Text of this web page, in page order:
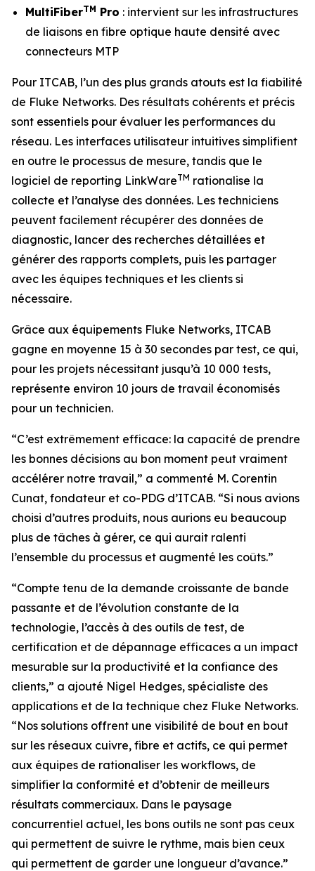
MultiFiberTM Pro : intervient sur les infrastructures
de liaisons en fibre optique haute densité avec
connecteurs MTP
Pour ITCAB, l’un des plus grands atouts est la fiabilité
de Fluke Networks. Des résultats cohérents et précis
sont essentiels pour évaluer les performances du
réseau. Les interfaces utilisateur intuitives simplifient
en outre le processus de mesure, tandis que le
logiciel de reporting LinkWareTM rationalise la
collecte et l’analyse des données. Les techniciens
peuvent facilement récupérer des données de
diagnostic, lancer des recherches détaillées et
générer des rapports complets, puis les partager
avec les équipes techniques et les clients si
nécessaire.
Grâce aux équipements Fluke Networks, ITCAB
gagne en moyenne 15 à 30 secondes par test, ce qui,
pour les projets nécessitant jusqu’à 10 000 tests,
représente environ 10 jours de travail économisés
pour un technicien.
“C’est extrêmement efficace: la capacité de prendre
les bonnes décisions au bon moment peut vraiment
accélérer notre travail,” a commenté M. Corentin
Cunat, fondateur et co-PDG d’ITCAB. “Si nous avions
choisi d’autres produits, nous aurions eu beaucoup
plus de tâches à gérer, ce qui aurait ralenti
l’ensemble du processus et augmenté les coûts.”
“Compte tenu de la demande croissante de bande
passante et de l’évolution constante de la
technologie, l’accès à des outils de test, de
certification et de dépannage efficaces a un impact
mesurable sur la productivité et la confiance des
clients,” a ajouté Nigel Hedges, spécialiste des
applications et de la technique chez Fluke Networks.
“Nos solutions offrent une visibilité de bout en bout
sur les réseaux cuivre, fibre et actifs, ce qui permet
aux équipes de rationaliser les workflows, de
simplifier la conformité et d’obtenir de meilleurs
résultats commerciaux. Dans le paysage
concurrentiel actuel, les bons outils ne sont pas ceux
qui permettent de suivre le rythme, mais bien ceux
qui permettent de garder une longueur d’avance.”